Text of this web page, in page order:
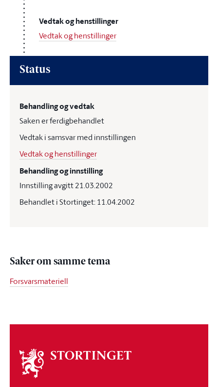
Vedtak og henstillinger
Vedtak og henstillinger
Status
Behandling og vedtak
Saken er ferdigbehandlet
Vedtak i samsvar med innstillingen
Vedtak og henstillinger
Behandling og innstilling
Innstilling avgitt 21.03.2002
Behandlet i Stortinget: 11.04.2002
Saker om samme tema
Forsvarsmateriell
Om
stortinget